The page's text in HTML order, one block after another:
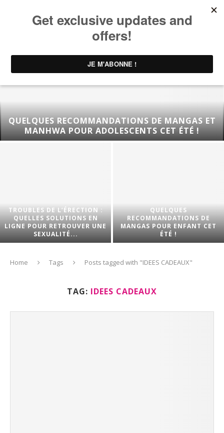
QUELQUES RECOMMANDATIONS DE MANGAS ET
MANHWA POUR ADOLESCENTS CET ÉTÉ !
TROUBLES DE L’ÉRECTION :
QUELLES SOLUTIONS EN
LIGNE POUR RETROUVER UNE
SEXUALITÉ...
QUELQUES
RECOMMANDATIONS DE
MANGAS POUR ENFANT CET
ÉTÉ !
Home Tags Posts tagged with "IDEES CADEAUX"
TAG: IDEES CADEAUX